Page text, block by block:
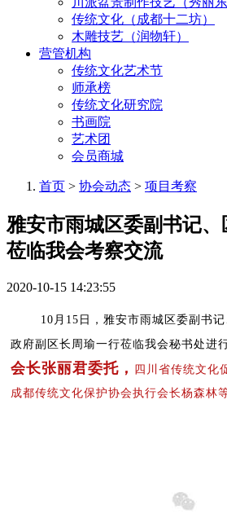
传统文化（成都十二坊）
木雕技艺（润物轩）
营管机构
传统文化艺术节
师承榜
传统文化研究院
书画院
艺术团
会员商城
首页 > 协会动态 > 项目考察
雅安市雨城区委副书记
莅临我会考察交流
2020-10-15 14:23:55
10月15日，雅安市雨城区委副书
政府副区长周瑜一行莅临我会秘书处进
会长张丽君委托，
四川省传统文化
成都传统文化保护协会执行会长杨森林